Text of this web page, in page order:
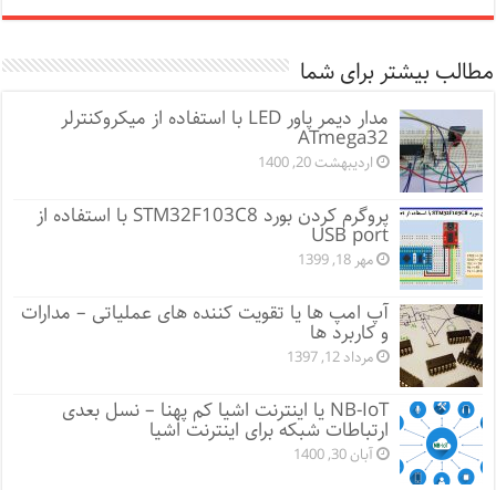
مطالب بیشتر برای شما
مدار دیمر پاور LED با استفاده از میکروکنترلر
ATmega32
اردیبهشت 20, 1400
پروگرم کردن بورد STM32F103C8 با استفاده از
USB port
مهر 18, 1399
آپ امپ ها یا تقویت کننده های عملیاتی – مدارات
و کاربرد ها
مرداد 12, 1397
NB-IoT یا اینترنت اشیا کم پهنا – نسل بعدی
ارتباطات شبکه برای اینترنت اشیا
آبان 30, 1400